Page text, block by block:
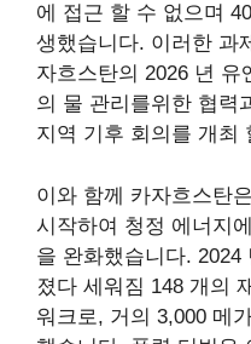
에 접근 할 수 없으며
생했습니다. 이러한 과
자흐스탄의 2026 년
의 물 관리를위한 협력
지역 기후 회의를 개최
이와 함께 카자흐스탄
시작하여 청정 에너지
을 완화했습니다.
졌다 세워짐 148 개의
워크로, 거의 3,000 메